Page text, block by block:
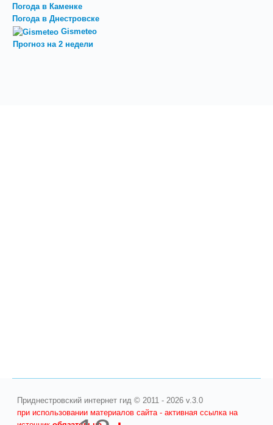
Погода в Каменке
Погода в Днестровске
Gismeteo
Прогноз на 2 недели
Приднестровский интернет гид © 2011 - 2026 v.3.0
при использовании материалов сайта - активная ссылка на